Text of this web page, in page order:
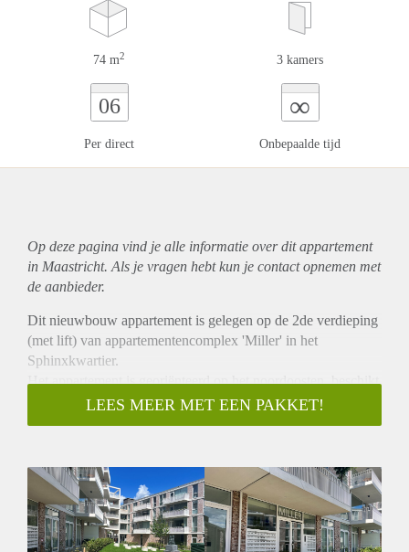
74 m2 3 kamers
06
Per direct
∞
Onbepaalde tijd
Op deze pagina vind je alle informatie over ditappartement
in Maastricht. Als je vragen hebt kun je contact opnemen met
de aanbieder.
Dit nieuwbouw appartement is gelegen op de 2de verdieping
(met lift) van appartementencomplex 'Miller' in het
Sphinxkwartier.
Het appartement is georiënteerd op het noordoosten, beschikt
over 2 slaapkamers, een royaal balkon en een parkeerplaats
in de ondergrondse garage.
Centrale hal, bereikbaar vanuit de binnentuin, met toegang tot
het trappenhuis en de liften. Separate entree met toegang tot
de gezamenlijke fietsenstalling van waaruit eveneens toegang
tot het gebouw is.
LEES MEER MET EEN PAKKET!